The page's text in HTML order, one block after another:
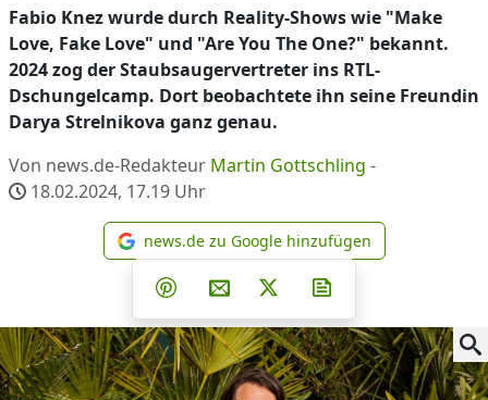
Fabio Knez wurde durch Reality-Shows wie "Make
Love, Fake Love" und "Are You The One?" bekannt.
2024 zog der Staubsaugervertreter ins RTL-
Dschungelcamp. Dort beobachtete ihn seine Freundin
Darya Strelnikova ganz genau.
Von news.de-Redakteur Martin Gottschling -
18.02.2024, 17.19 Uhr
news.de zu Google
news.de zu Google hinzufügen
Teilen auf Facebook
Teilen auf Whatsapp
Teilen auf Telegram
Teilen auf Pinterest
Per E-Mail teilen
Post auf X